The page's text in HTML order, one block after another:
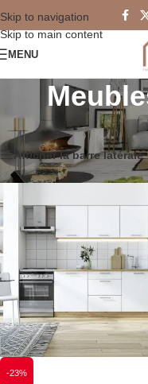
Skip to navigation
Skip to main content
MENU
Accueil Cuisine Meubles
Afficher la barre latérale
-23%